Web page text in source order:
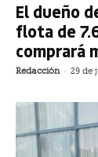
El dueño
flota de
comprará
Redacción - 29 de